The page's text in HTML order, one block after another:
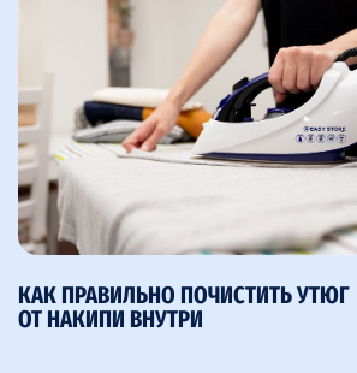
КАК ПРАВИЛЬНО ПОЧИСТИТЬ УТЮГ
ОТ НАКИПИ ВНУТРИ